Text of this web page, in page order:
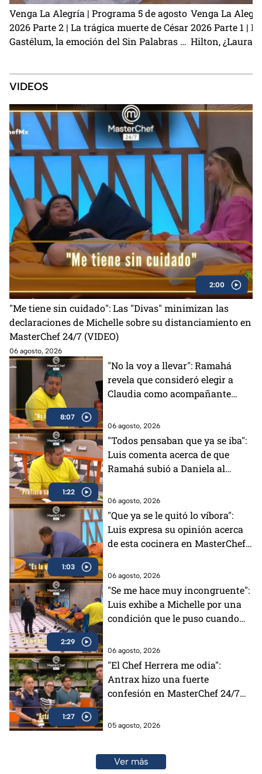
Venga La Alegría | Programa 5 de agosto
2026 Parte 2 | La trágica muerte de César
Gastélum, la emoción del Sin Palabras y
Venga La
2026 Parte 1 |
Hilton, ¿Laura
VIDEOS
2:00
"Me tiene sin cuidado": Las "Divas" minimizan las
declaraciones de Michelle sobre su distanciamiento en
MasterChef 24/7 (VIDEO)
06 agosto, 2026
8:07
"No la voy a llevar": Ramahá
revela que consideró elegir a
Claudia como acompañante
MasterChef (VIDEO)
06 agosto, 2026
1:22
"Todos pensaban que ya se iba":
Luis comenta acerca de que
Ramahá subió a Daniela al
06 agosto, 2026
1:03
"Que ya se le quitó lo víbora":
Luis expresa su opinión acerca
de esta cocinera en MasterChef
06 agosto, 2026
2:29
"Se me hace muy incongruente":
Luis exhibe a Michelle por una
condición que le puso cuando
06 agosto, 2026
1:27
"El Chef Herrera me odia":
Antrax hizo una fuerte
confesión en MasterChef 24/7
05 agosto, 2026
Ver más